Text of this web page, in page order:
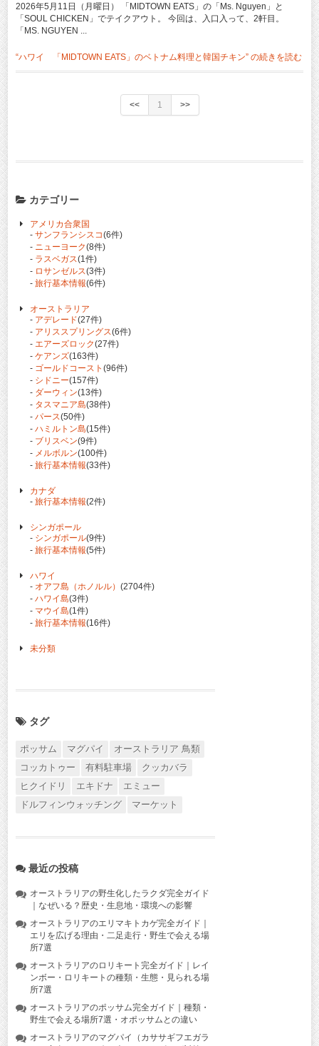
2026年5月11日（月曜日） 「MIDTOWN EATS」の「Ms. Nguyen」と
「SOUL CHICKEN」でテイクアウト。 今回は、入口入って、2軒目。
「MS. NGUYEN ...
“ハワイ 「MIDTOWN EATS」のベトナム料理と韓国チキン” の続きを読む
<< 1 >>
カテゴリー
アメリカ合衆国
- サンフランシスコ(6件)
- ニューヨーク(8件)
- ラスベガス(1件)
- ロサンゼルス(3件)
- 旅行基本情報(6件)
オーストラリア
- アデレード(27件)
- アリススプリングス(6件)
- エアーズロック(27件)
- ケアンズ(163件)
- ゴールドコースト (96件)
- シドニー(157件)
- ダーウィン(13件)
- タスマニア島(38件)
- パース(50件)
- ハミルトン島(15件)
- ブリスベン(9件)
- メルボルン(100件)
- 旅行基本情報(33件)
カナダ
- 旅行基本情報(2件)
シンガポール
- シンガポール(9件)
- 旅行基本情報(5件)
ハワイ
- オアフ島（ホノルル） (2704件)
- ハワイ島(3件)
- マウイ島(1件)
- 旅行基本情報(16件)
未分類
タグ
ポッサム マグパイ
オーストラリア 鳥類
コッカトゥー
有料駐車場
クッカバラ
ヒクイドリ
エキドナ
エミュー
ドルフィンウォッチング
マーケット
最近の投稿
オーストラリアの野生化したラクダ完全ガイド
｜なぜいる？歴史・生息地・環境への影響
オーストラリアのエリマキトカゲ完全ガイド｜
エリを広げる理由・二足走行・野生で会える場
所7選
オーストラリアのロリキート完全ガイド｜レイ
ンボー・ロリキートの種類・生態・見られる場
所7選
オーストラリアのポッサム完全ガイド｜種類・
野生で会える場所7選・オポッサムとの違い
オーストラリアのマグパイ（カササギフエガラ